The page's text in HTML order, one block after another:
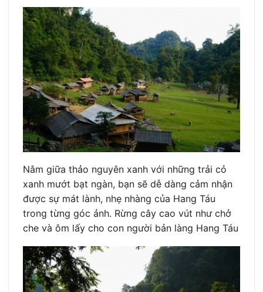
Nằm giữa thảo nguyên xanh với những trải cỏ
xanh mướt bạt ngàn, bạn sẽ dễ dàng cảm nhận
được sự mát lành, nhẹ nhàng của Hang Táu
trong từng góc ảnh. Rừng cây cao vút như chở
che và ôm lấy cho con người bản làng Hang Táu